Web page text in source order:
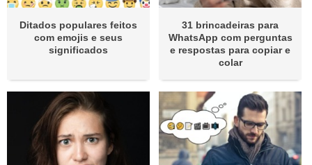
Ditados populares feitos
com emojis e seus
significados
31 brincadeiras para
WhatsApp com perguntas
e respostas para copiar e
colar